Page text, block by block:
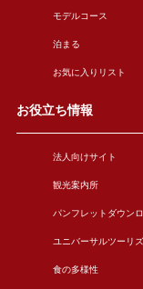
モデルコース
泊まる
お気に入りリスト
お役立ち情報
法人向けサイト
観光案内所
パンフレットダウン
ユニバーサルツーリ
食の多様性